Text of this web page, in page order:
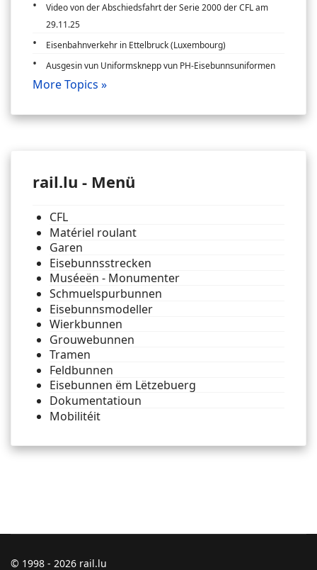
Video von der Abschiedsfahrt der Serie 2000 der CFL am
29.11.25
Eisenbahnverkehr in Ettelbruck (Luxembourg)
Ausgesin vun Uniformsknepp vun PH-Eisebunnsuniformen
More Topics »
rail.lu - Menü
CFL
Matériel roulant
Garen
Eisebunnsstrecken
Muséeën - Monumenter
Schmuelspurbunnen
Eisebunnsmodeller
Wierkbunnen
Grouwebunnen
Tramen
Feldbunnen
Eisebunnen ëm Lëtzebuerg
Dokumentatioun
Mobilitéit
© 1998 - 2026 rail.lu